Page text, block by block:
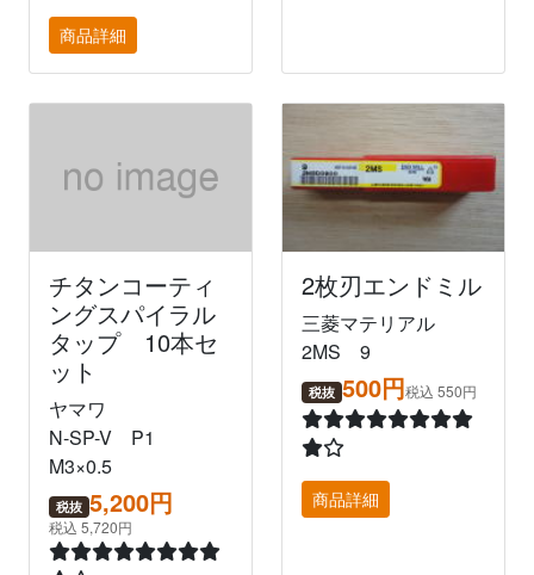
商品詳細
チタンコーティ
ングスパイラル
タップ 10本セ
ット
ヤマワ
N-SP-V P1
M3×0.5
税抜 5,200円
税込 5,720円
2枚刃エンドミル
三菱マテリアル
2MS 9
税抜 500円税込 550円
商品詳細